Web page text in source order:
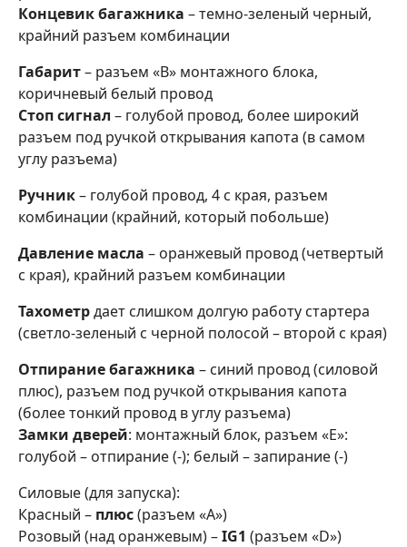
Концевик багажника – темно-зеленый черный,
крайний разъем комбинации
Габарит– разъем «В» монтажного блока,
коричневый белый провод
Стоп сигнал – голубой провод, более широкий
разъем под ручкой открывания капота (в самом
углу разъема)
Ручник– голубой провод, 4 с края, разъем
комбинации (крайний, который побольше)
Давление масла – оранжевый провод (четвертый
с края), крайний разъем комбинации
Тахометрдает слишком долгую работу стартера
(светло-зеленый с черной полосой – второй с края)
Отпирание багажника – синий провод (силовой
плюс), разъем под ручкой открывания капота
(более тонкий провод в углу разъема)
Замки дверей: монтажный блок, разъем «Е»:
голубой – отпирание (-); белый – запирание (-)
Силовые (для запуска):
Красный – плюс(разъем «А»)
Розовый (над оранжевым) –IG1 (разъем «D»)